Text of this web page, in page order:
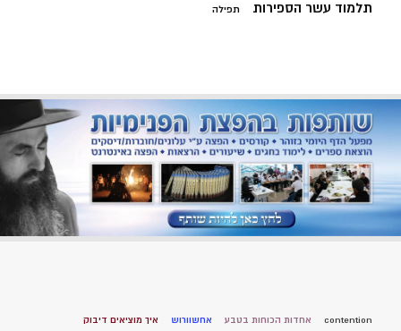
תלמוד עשר הספירות תפילה
contention אחדות הכוחות בטבע אחשוורוש איך מוציאים דיבוק